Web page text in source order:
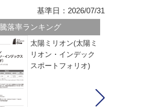
基準日：2026/07/31
騰落率ランキング
太陽ミリオン(太陽ミ
リオン・インデック
スポートフォリオ)